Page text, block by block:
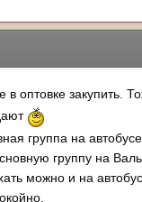
оптовке закупить.
группа на
группу на
можно и на